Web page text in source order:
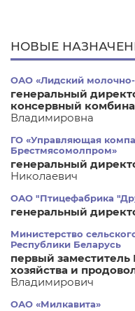
НОВЫЕ
ОАО «Лидский
генеральный
консервный
Владимировна
ГО «Управляющая
Брестмясомолпром»
генеральный
Николаевич
ОАО "Птицефабрика
генеральный
Министерство
Республики Беларусь
первый заместитель
хозяйства и
Владимирович
ОАО «Милкавита»